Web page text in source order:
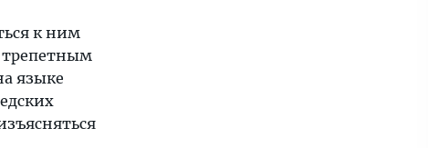
к ним
трепетным
языке